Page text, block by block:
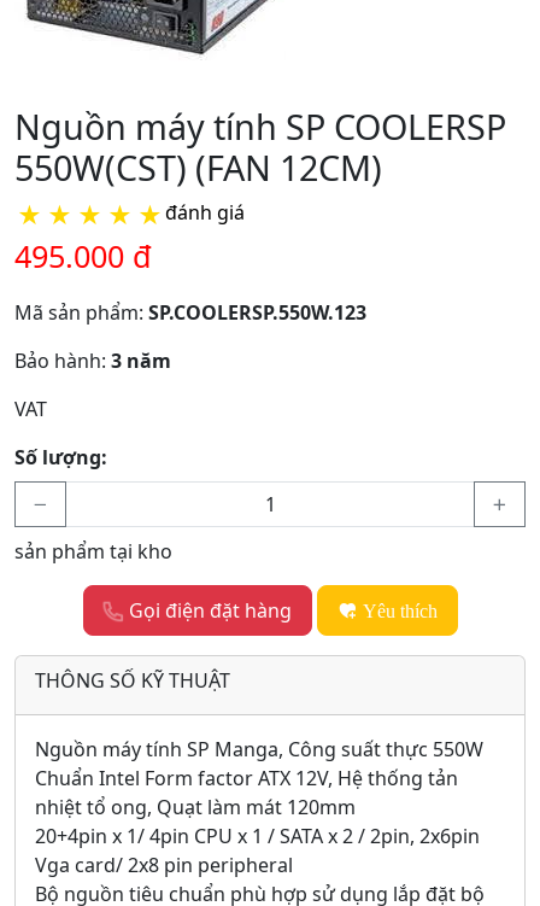
Nguồn máy tính SP COOLERSP
550W(CST) (FAN 12CM)
★ ★ ★ ★ ★đánh giá
495.000 đ
Mã sản phẩm: SP.COOLERSP.550W.123
Bảo hành: 3 năm
VAT
Số lượng:
sản phẩm tại kho
Gọi điện đặt hàng Yêu thích
THÔNG SỐ KỸ THUẬT
Nguồn máy tính SP Manga, Công suất thực 550W
Chuẩn Intel Form factor ATX 12V, Hệ thống tản
nhiệt tổ ong, Quạt làm mát 120mm
20+4pin x 1/ 4pin CPU x 1 / SATA x 2 / 2pin, 2x6pin
Vga card/ 2x8 pin peripheral
Bộ nguồn tiêu chuẩn phù hợp sử dụng lắp đặt bộ